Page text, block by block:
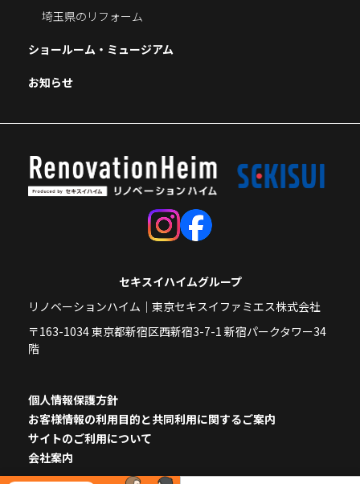
埼玉県のリフォーム
ショールーム・ミュージアム
お知らせ
セキスイハイムグループ
リノベーションハイム｜東京セキスイファミエス株式会社
〒163-1034 東京都新宿区西新宿3-7-1 新宿パークタワー34
階
個人情報保護方針
お客様情報の利用目的と共同利用に関するご案内
サイトのご利用について
会社案内